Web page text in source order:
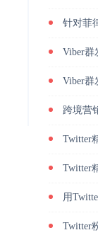
针对菲律宾
Viber群
Viber群发
跨境营销
Twitter精
Twitter精
用Twitter
Twitter